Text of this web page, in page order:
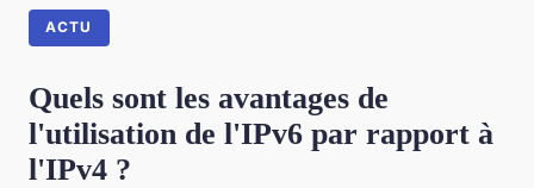
ACTU
Quels sont les avantages de
l'utilisation de l'IPv6 par rapport à
l'IPv4 ?